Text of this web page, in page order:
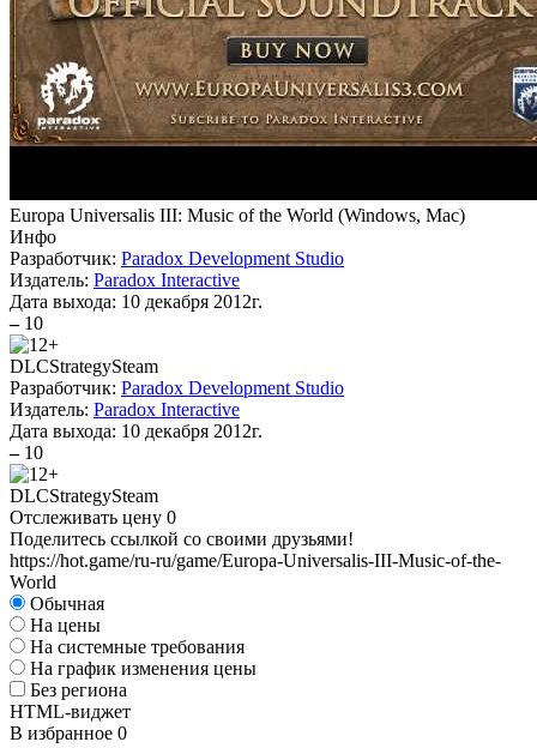
Europa Universalis III: Music of the World (Windows, Mac)
Инфо
Разработчик: Paradox Development Studio
Издатель: Paradox Interactive
Дата выхода: 10 декабря 2012г.
– 10
DLCStrategySteam
Разработчик: Paradox Development Studio
Издатель: Paradox Interactive
Дата выхода: 10 декабря 2012г.
– 10
DLCStrategySteam
Отслеживать цену 0
Поделитесь ссылкой со своими друзьями!
https://hot.game/ru-ru/game/Europa-Universalis-III-Music-of-the-
World
Обычная
На цены
На системные требования
На график изменения цены
Без региона
HTML-виджет
В избранное 0